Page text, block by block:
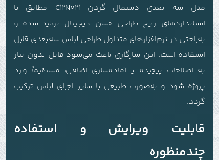
مدل سه بعدی دستمال گردن C12N021 مطابق با
استانداردهای رایج طراحی فشن دیجیتال تولید شده و
به‌راحتی در نرم‌افزارهای متداول طراحی لباس سه‌بعدی قابل
استفاده است. این سازگاری باعث می‌شود فایل بدون نیاز
به اصلاحات پیچیده یا آماده‌سازی اضافی، مستقیماً وارد
پروژه شود و به‌صورت طبیعی با سایر اجزای لباس ترکیب
گردد.
قابلیت ویرایش و استفاده
چندمنظوره